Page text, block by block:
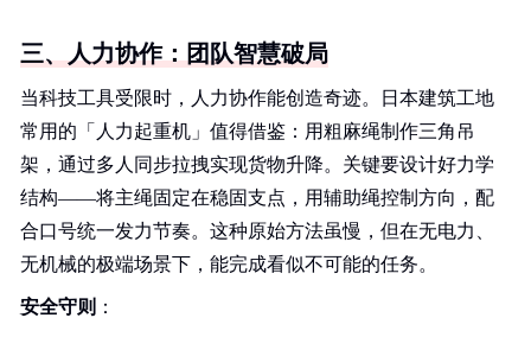
三、人力协作：团队智慧破局
当科技工具受限时，人力协作能创造奇迹。日本建筑工地
常用的「人力起重机」值得借鉴：用粗麻绳制作三角吊
架，通过多人同步拉拽实现货物升降。关键要设计好力学
结构——将主绳固定在稳固支点，用辅助绳控制方向，配
合口号统一发力节奏。这种原始方法虽慢，但在无电力、
无机械的极端场景下，能完成看似不可能的任务。
安全守则 ：